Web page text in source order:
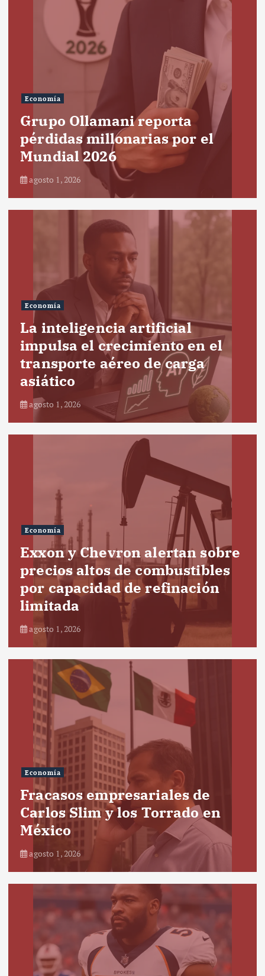
Economía
Grupo Ollamani reporta
pérdidas millonarias por el
Mundial 2026
agosto 1, 2026
Economía
La inteligencia artificial
impulsa el crecimiento en el
transporte aéreo de carga
asiático
agosto 1, 2026
Economía
Exxon y Chevron alertan sobre
precios altos de combustibles
por capacidad de refinación
limitada
agosto 1, 2026
Economía
Fracasos empresariales de
Carlos Slim y los Torrado en
México
agosto 1, 2026